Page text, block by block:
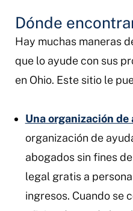
Dónde
Hay muchas maneras
que lo ayude con sus
en Ohio. Este sitio le
Una organización de
organización de
abogados sin fines
legal gratis a
ingresos. Cuando se